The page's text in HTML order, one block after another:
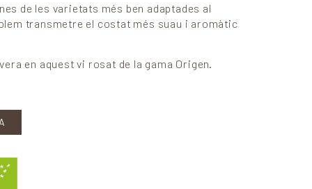
de les varietats més ben adaptades al
transmetre el costat més suau i aromàtic
en aquest vi rosat de la gama Origen.